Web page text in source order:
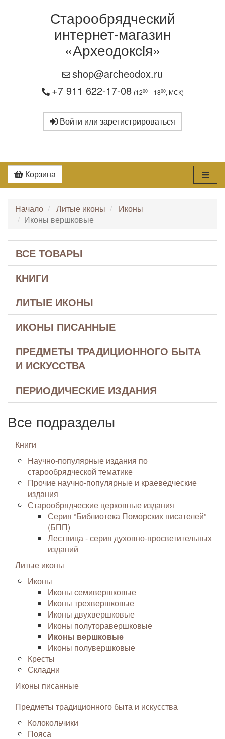
Старообрядческий
интернет-магазин
«Археодоксiя»
shop@archeodox.ru
+7 911 622-17-08 (1200—1800, МСК)
Войти или зарегистрироваться
Корзина
Начало Литые иконы
Иконы
Иконы вершковые
ВСЕ ТОВАРЫ
КНИГИ
ЛИТЫЕ ИКОНЫ
ИКОНЫ ПИСАННЫЕ
ПРЕДМЕТЫ ТРАДИЦИОННОГО БЫТА
И ИСКУССТВА
ПЕРИОДИЧЕСКИЕ ИЗДАНИЯ
Все подразделы
Книги
Научно-популярные издания по
старообрядческой тематике
Прочие научно-популярные и краеведческие
издания
Старообрядческие церковные издания
Серия “Библиотека Поморских писателей”
(БПП)
Лествица - серия духовно-просветительных
изданий
Литые иконы
Иконы
Иконы семивершковые
Иконы трехвершковые
Иконы двухвершковые
Иконы полуторавершковые
Иконы вершковые
Иконы полувершковые
Кресты
Складни
Иконы писанные
Предметы традиционного быта и искусства
Колокольчики
Пояса